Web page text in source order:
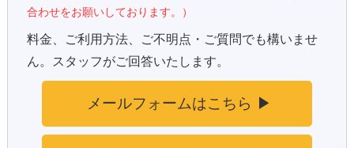
合わせをお願いしております。）
料金、ご利用方法、ご不明点・ご質問でも構いませ
ん。スタッフがご回答いたします。
メールフォームはこちら